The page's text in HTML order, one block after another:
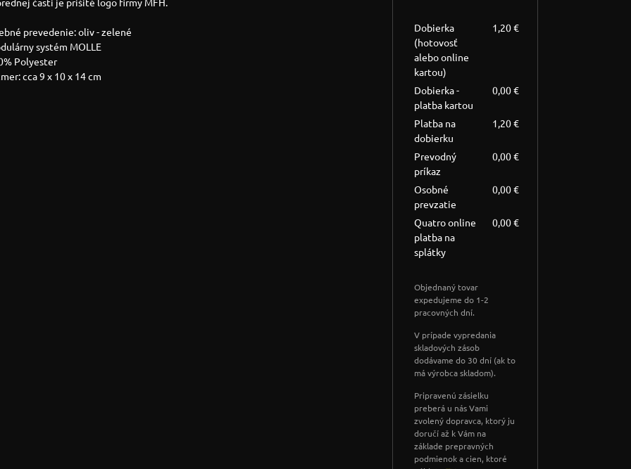
prevedenie: oliv - zelené
systém MOLLE
Polyester
cca 9 x 10 x 14 cm
Dobierka
(hotovosť
alebo online
kartou)
1,20 €
Dobierka -
platba kartou
0,00 €
Platba na
dobierku
1,20 €
Prevodný
príkaz
0,00 €
Osobné
prevzatie
0,00 €
Quatro online
platba na
splátky
0,00 €
Objednaný tovar
expedujeme do 1-2
pracovných dní.
V prípade vypredania
skladových zásob
dodávame do 30 dní (ak to
má výrobca skladom).
Pripravenú zásielku
preberá u nás Vami
zvolený dopravca, ktorý ju
doručí až k Vám na
základe prepravných
podmienok a cien, ktoré